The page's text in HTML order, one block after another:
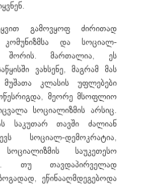
გამოვყოფ ძირითად
კომუნიზმსა და სოციალ-
შორის. მართალია, ეს
ვახსენე, მაგრამ მას
კლასის უფლებები
მეორე მსოფლიო
სოციალიზმის არსიც.
საკუთარ თავში ძალიან
სოციალ-დემოკრატია,
საუკეთესო
თუ თავდაპირველად
ეწინააღმდეგებოდა